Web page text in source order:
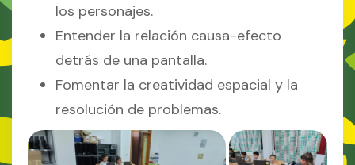
los personajes.
Entender la relación causa-efecto
detrás de una pantalla.
Fomentar la creatividad espacial y la
resolución de problemas.